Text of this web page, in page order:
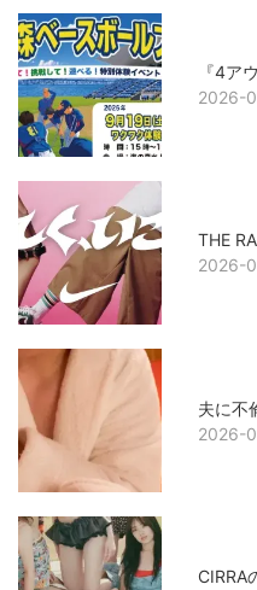
『4ア
2026-
THE
2026-
夫に不
2026-
CIRRA